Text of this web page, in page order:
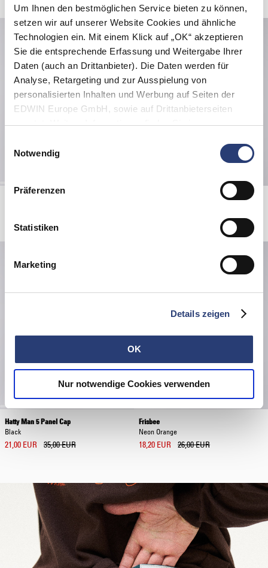
Um Ihnen den bestmöglichen Service bieten zu können,
setzen wir auf unserer Website Cookies und ähnliche
Technologien ein. Mit einem Klick auf „OK“ akzeptieren
Sie die entsprechende Erfassung und Weitergabe Ihrer
Daten (auch an Drittanbieter). Die Daten werden für
Analyse, Retargeting und zur Ausspielung von
personalisierten Inhalten und Werbung auf Seiten der
EDWIN Europe GmbH, sowie auf Drittanbieterseiten
genutzt. Weitere Informationen finden Sie in
von Cookies ablehnen oder jederzeit über Ihre Browser
Notwendig
Präferenzen
Statistiken
Marketing
Details zeigen
OK
Nur notwendige Cookies verwenden
Hatty Man 5 Panel Cap
Black
21,00 EUR 35,00 EUR
Frisbee
Neon Orange
18,20 EUR 26,00 EUR